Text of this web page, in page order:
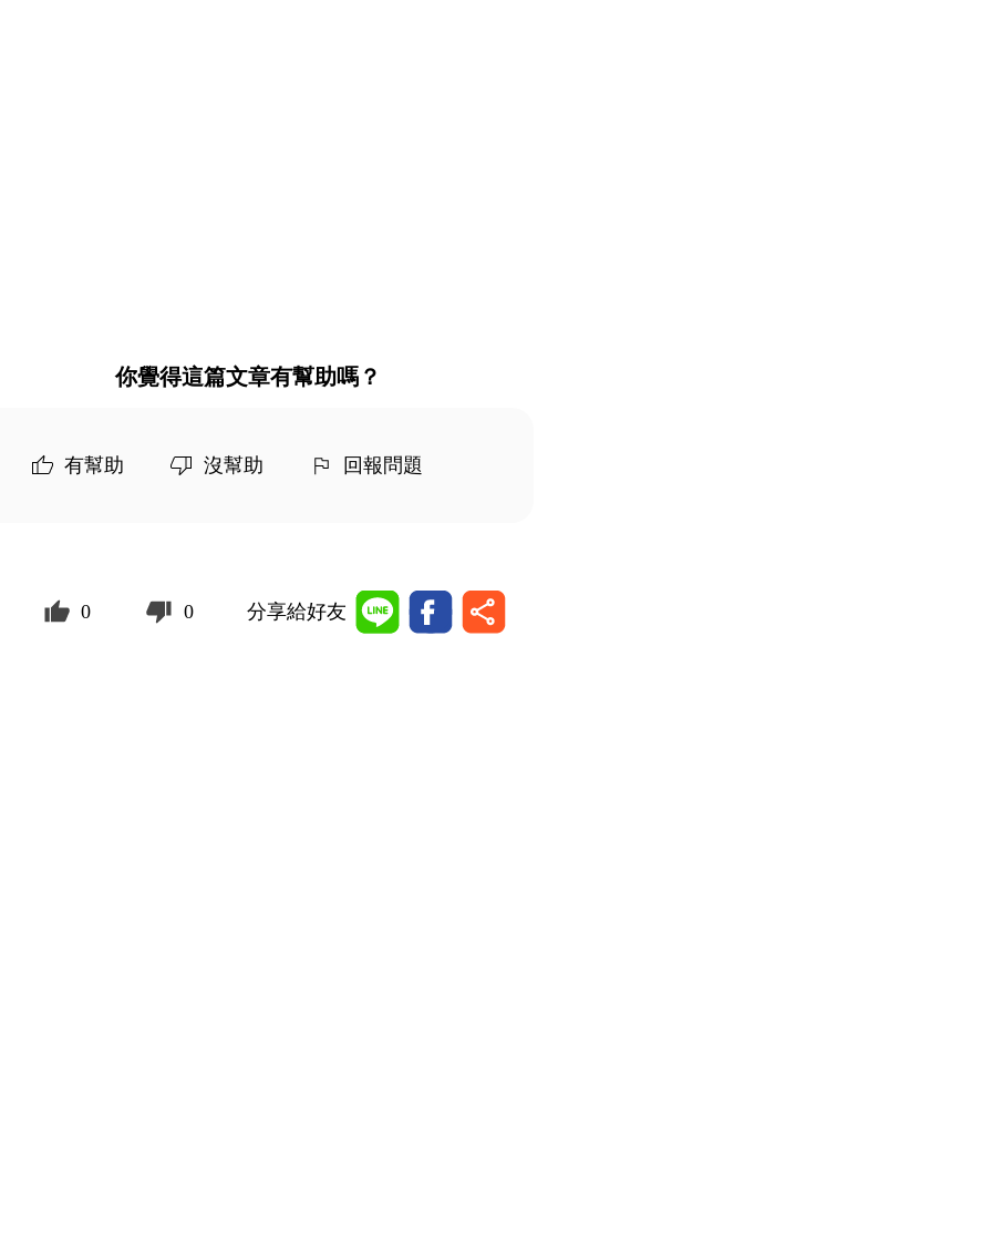
你覺得這篇文章有幫助嗎？
有幫助 沒幫助 回報問題
0 0 分享給好友